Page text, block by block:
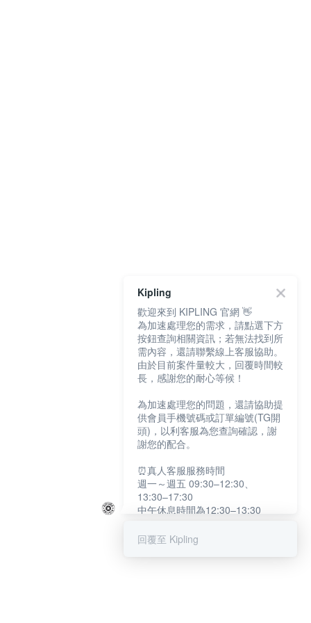
Kipling
歡迎來到 KIPLING 官網 👋
為加速處理您的需求，請點選下方
按鈕查詢相關資訊；若無法找到所
需內容，還請聯繫線上客服協助。
由於目前案件量較大，回覆時間較
長，感謝您的耐心等候！
為加速處理您的問題，還請協助提
供會員手機號碼或訂單編號(TG開
頭)，以利客服為您查詢確認，謝
謝您的配合。
⏰真人客服服務時間
週一～週五 09:30–12:30、
13:30–17:30
中午休息時間為12:30–13:30
提醒您：系統會自動已讀訊息，如
回覆至 Kipling